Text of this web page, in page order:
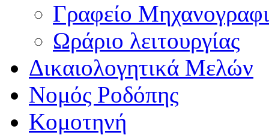
Γραφείο
Ωράριο λειτουργίας
Δικαιολογητικά Μελών
Νομός Ροδόπης
Κομοτηνή